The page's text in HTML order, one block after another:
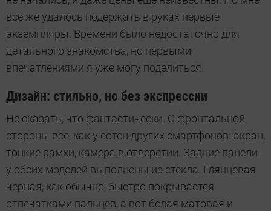
все же удалось подержать в руках первые
экземпляры. Времени было недостаточно для
детального знакомства, но первыми
впечатлениями я уже могу поделиться.
Дизайн: стильно, но без экспрессии
Не сказать, что фантастически. С фронтальной
стороны все, как у сотен других смартфонов: экран,
тонкие рамки, камера в отверстии. Задние панели
у обеих моделей выполнены из стекла. Глянцевая
черная, как обычно, быстро покрывается
отпечатками пальцев, а вот белая матовая и